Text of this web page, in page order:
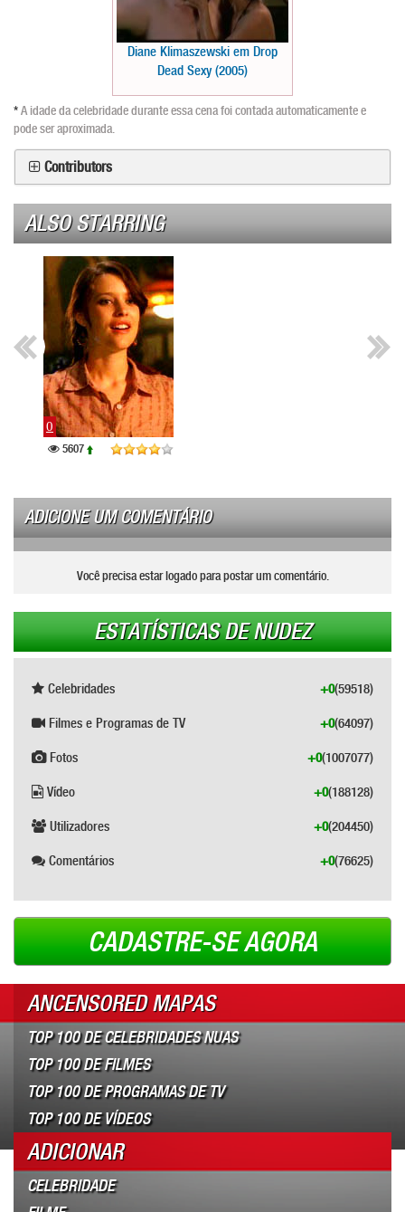
Diane Klimaszewski em Drop
Dead Sexy (2005)
*A idade da celebridade durante essa cena foi contada automaticamente e
pode ser aproximada.
Contributors
ALSO STARRING
0
5607
ADICIONE UM COMENTÁRIO
Você precisa estar logado para postar um comentário.
ESTATÍSTICAS DE NUDEZ
Celebridades (59518)
+0
Filmes e Programas de TV (64097)
+0
Fotos (1007077)
+0
Vídeo (188128)
+0
Utilizadores (204450)
+0
Comentários (76625)
+0
CADASTRE-SE AGORA
ANCENSORED MAPAS
TOP 100 DE CELEBRIDADES NUAS
TOP 100 DE FILMES
TOP 100 DE PROGRAMAS DE TV
TOP 100 DE VÍDEOS
ADICIONAR
CELEBRIDADE